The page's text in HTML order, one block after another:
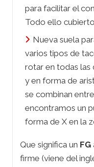
para facilitar el
Todo ello
Nueva suela
varios tipos de
rotar en todas las
y en forma de
se combinan
encontramos un
forma de X en la
Que significa un FG
firme (viene del